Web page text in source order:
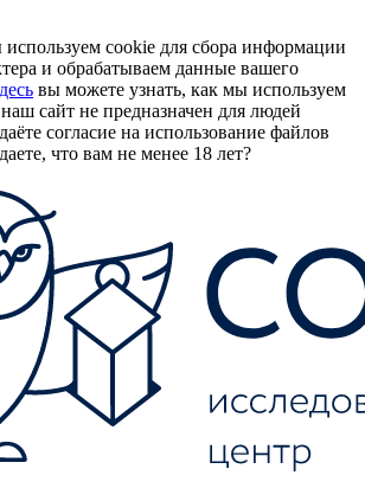
cookie для сбора информации
и обрабатываем данные вашего
вы можете узнать, как мы используем
сайт не предназначен для людей
согласие на использование файлов
что вам не менее 18 лет?